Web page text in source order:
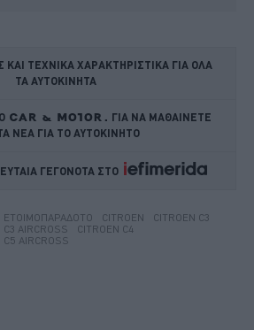
ΚΑΙ ΤΕΧΝΙΚΑ ΧΑΡΑΚΤΗΡΙΣΤΙΚΑ ΓΙΑ ΟΛΑ
ΤΑ ΑΥΤΟΚΙΝΗΤΑ
ΓΙΑ ΝΑ ΜΑΘΑΙΝΕΤΕ
ΝΕΑ ΓΙΑ ΤΟ ΑΥΤΟΚΙΝΗΤΟ
ΓΕΓΟΝΟΤΑ ΣΤΟ
ΕΤΟΙΜΟΠΑΡΆΔΟΤΟ CITROEN
CITROEN C3
C3 AIRCROSS
CITROEN C4
C5 AIRCROSS